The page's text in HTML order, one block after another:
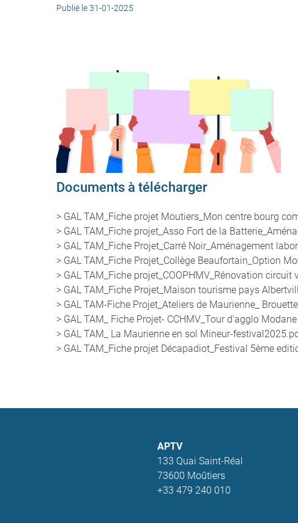
Publié le 31-01-2025
Documents à télécharger
> GAL TAM_Fiche projet Moutiers_Mon centre bourg
> GAL TAM_Fiche projet_Asso Fort de la
> GAL TAM_Fiche Projet_Carré Noir_Aménagement
> GAL TAM_Fiche Projet_Collège Beaufortain_Option
> GAL TAM_Fiche projet_COOPHMV_Rénovation circuit
> GAL TAM_Fiche Projet_Maison tourisme pays
> GAL TAM-Fiche Projet_Ateliers de Maurienne_
> GAL TAM_ Fiche Projet- CCHMV_Tour d'agglo
> GAL TAM_ La Maurienne en sol Mineur-
> GAL TAM_Fiche projet Décapadiot_Festival 5ème
APTV
133 Quai Saint-Réal
73600 Moûtiers
+33 479 240 010